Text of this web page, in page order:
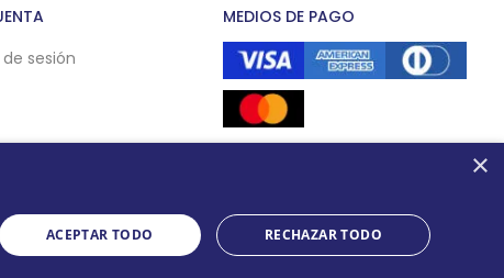
sesión
MEDIOS DE PAGO
×
ACEPTAR TODO RECHAZAR TODO